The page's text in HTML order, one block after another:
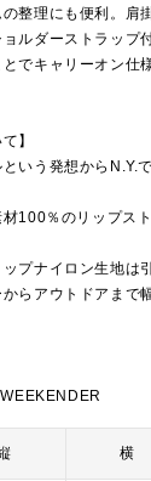
整理にも便利。肩
ルダーストラップ
でキャリーオン仕
】
いう発想からN.Y.
100％のリップス
プナイロン生地は
らアウトドアまで
横